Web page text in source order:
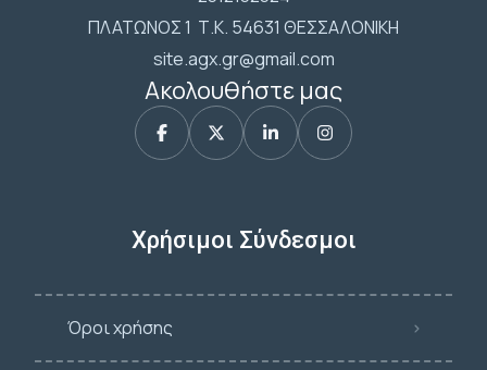
ΠΛΑΤΩΝΟΣ 1 Τ.Κ. 54631 ΘΕΣΣΑΛΟΝΙΚΗ
site.agx.gr@gmail.com
Ακολουθήστε μας
Χρήσιμοι Σύνδεσμοι
Όροι χρήσης